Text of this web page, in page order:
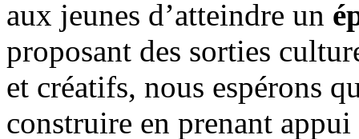
aux jeunes d’atteindre un
proposant des sorties
et créatifs, nous espérons
construire en prenant